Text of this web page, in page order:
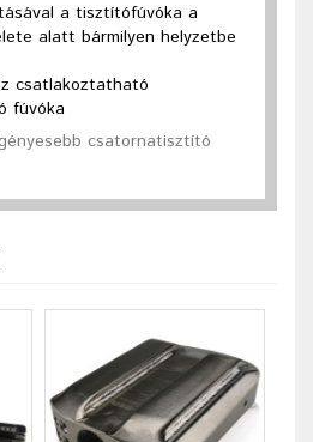
a tisztítófúvóka a
alatt bármilyen helyzetbe
csatlakoztatható
fúvóka
csatornatisztító